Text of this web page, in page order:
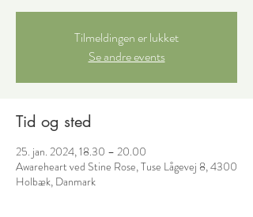
Tilmeldingen er lukket
Se andre events
Tid og sted
25. jan. 2024, 18.30 – 20.00
Awareheart ved Stine Rose, Tuse Lågevej 8, 4300
Holbæk, Danmark